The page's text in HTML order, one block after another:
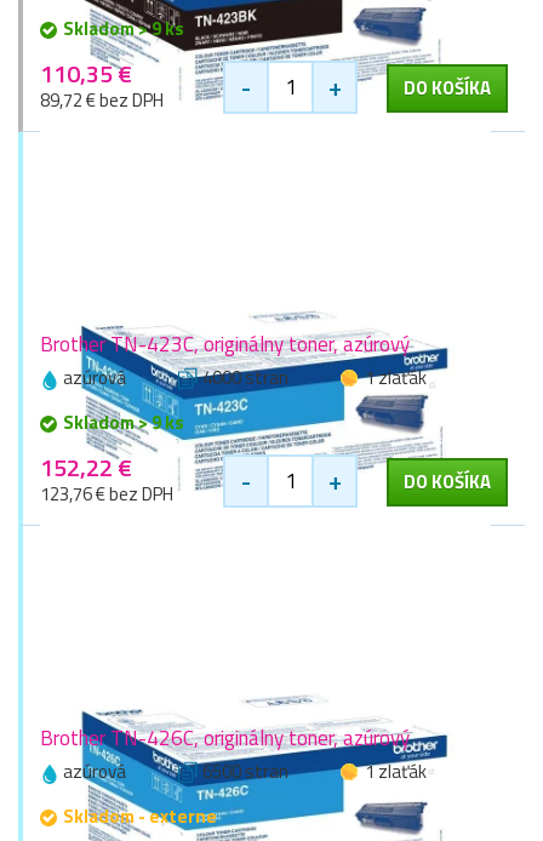
Skladom > 9 ks
110,35 €
89,72 € bez DPH - + DO KOŠÍKA
Brother TN-423C, originálny toner, azúrový
azúrová 4000 stran
1 zlaťák
Skladom > 9 ks
152,22 €
123,76 € bez DPH - + DO KOŠÍKA
Brother TN-426C, originálny toner, azúrový
azúrová 6500 stran
1 zlaťák
Skladom - externe